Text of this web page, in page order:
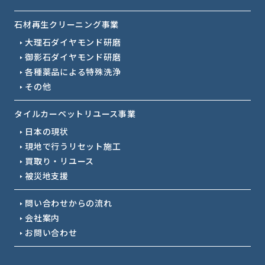
石材再生クリーニング事業
大理石ダイヤモンド研磨
御影石ダイヤモンド研磨
各種薬品による特殊洗浄
その他
タイルカーペットリユース事業
日本の現状
現地で行うリセット施工
買取り・リユース
被災地支援
問い合わせからの流れ
会社案内
お問い合わせ